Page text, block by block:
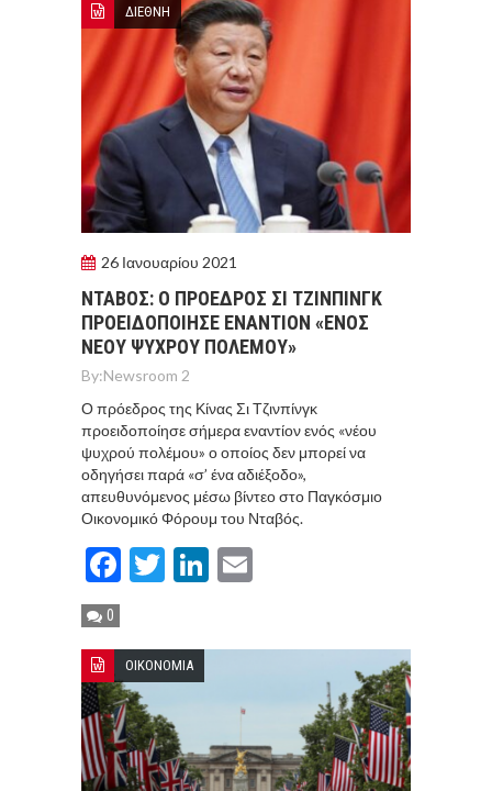
ΔΙΕΘΝΗ
26 Ιανουαρίου 2021
ΝΤΑΒOΣ: Ο ΠΡOΕΔΡΟΣ ΣΙ ΤΖΙΝΠIΝΓΚ
ΠΡΟΕΙΔΟΠΟIΗΣΕ ΕΝΑΝΤIΟΝ «ΕΝOΣ
ΝEΟΥ ΨΥΧΡΟY ΠΟΛEΜΟΥ»
By:Newsroom 2
Ο πρόεδρος της Κίνας Σι Τζινπίνγκ
προειδοποίησε σήμερα εναντίον ενός «νέου
ψυχρού πολέμου» ο οποίος δεν μπορεί να
οδηγήσει παρά «σ’ ένα αδιέξοδο»,
απευθυνόμενος μέσω βίντεο στο Παγκόσμιο
Οικονομικό Φόρουμ του Νταβός.
Facebook
TwitterLinkedIn
0
ΟΙΚΟΝΟΜΙΑ